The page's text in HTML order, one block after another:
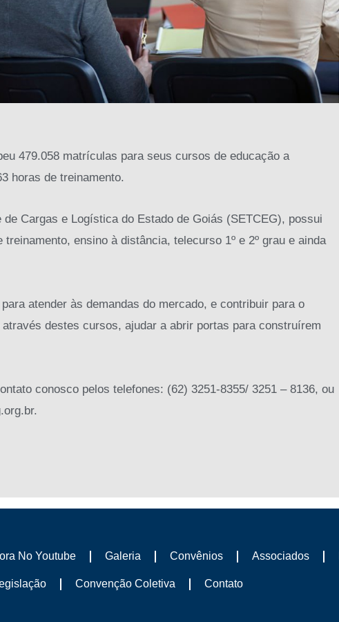
479.058 matrículas para seus cursos de educação a
horas de treinamento.
Cargas e Logística do Estado de Goiás (SETCEG), possui
ensino à distância, telecurso 1º e 2º grau e ainda
atender às demandas do mercado, e contribuir para o
destes cursos, ajudar a abrir portas para construírem
conosco pelos telefones: (62) 3251-8355/ 3251 – 8136, ou
No Youtube Galeria Convênios Associados
Convenção Coletiva Contato